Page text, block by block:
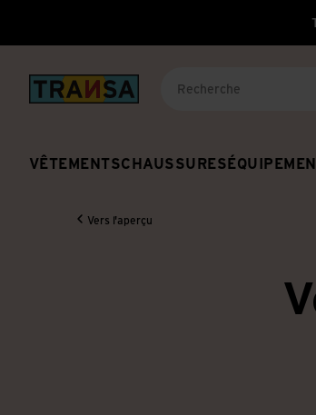
Back to home
VÊTEMENTSCHAUSSURES
Vers l'aperçu